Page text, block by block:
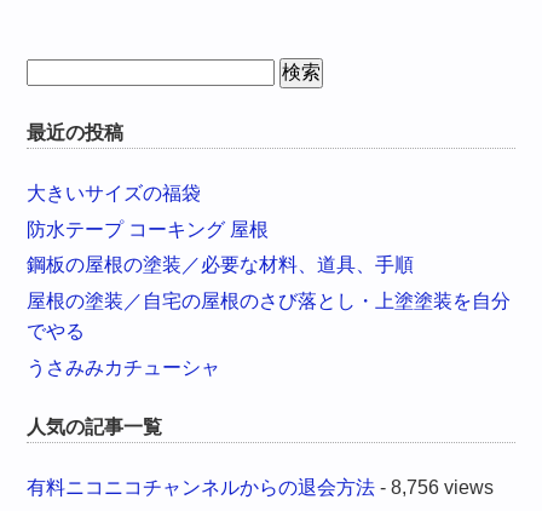
最近の投稿
大きいサイズの福袋
防水テープ コーキング 屋根
鋼板の屋根の塗装／必要な材料、道具、手順
屋根の塗装／自宅の屋根のさび落とし・上塗塗装を自分
でやる
うさみみカチューシャ
人気の記事一覧
有料ニコニコチャンネルからの退会方法 - 8,756 views